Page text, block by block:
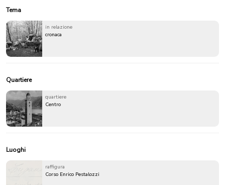
Tema
in relazione
cronaca
Quartiere
quartiere
Centro
Luoghi
raffigura
Corso Enrico Pestalozzi